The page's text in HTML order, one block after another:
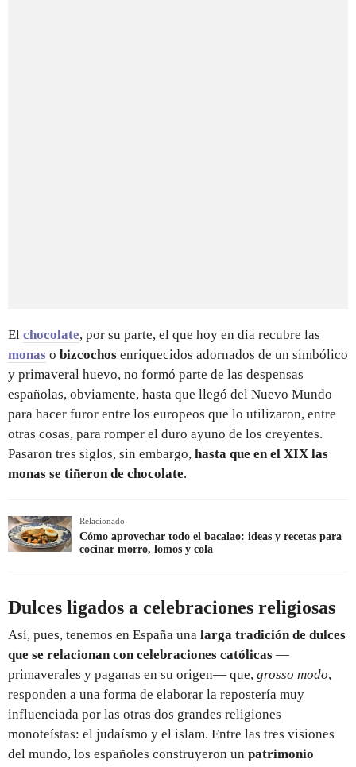
El chocolate, por su parte, el que hoy en día recubre las
monas o bizcochos enriquecidos adornados de un simbólico
y primaveral huevo, no formó parte de las despensas
españolas, obviamente, hasta que llegó del Nuevo Mundo
para hacer furor entre los europeos que lo utilizaron, entre
otras cosas, para romper el duro ayuno de los creyentes.
Pasaron tres siglos, sin embargo, hasta que en el XIX las
monas se tiñeron de chocolate.
Relacionado
Cómo aprovechar todo el bacalao: ideas y recetas para
cocinar morro, lomos y cola
Dulces ligados a celebraciones religiosas
Así, pues, tenemos en España una larga tradición de dulces
que se relacionan con celebraciones católicas —
primaverales y paganas en su origen— que, grosso modo,
responden a una forma de elaborar la repostería muy
influenciada por las otras dos grandes religiones
monoteístas: el judaísmo y el islam. Entre las tres visiones
del mundo, los españoles construyeron un patrimonio